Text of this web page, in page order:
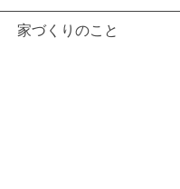
家づくりのこと